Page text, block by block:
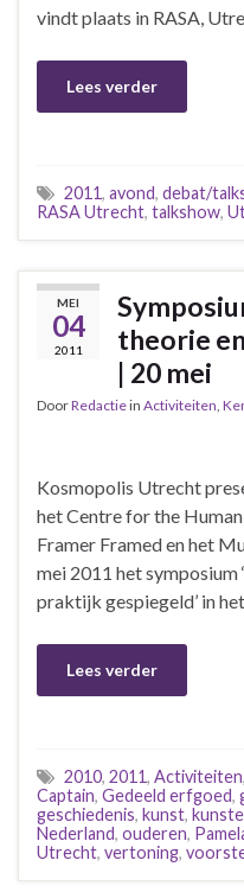
vindt plaats in RASA,
Lees verder
2011, avond, debat/
RASA Utrecht, talkshow,
MEI
04
2011
theorie
| 20 mei
DoorRedactiein Activiteiten,
Kosmopolis Utrecht
het Centre for the
Framer Framed en het
mei 2011 het symposium
praktijk gespiegeld’ in
Lees verder
2010, 2011, Activiteiten,
Captain, Gedeeld erfgoed,
geschiedenis, kunst,
Nederland, ouderen,
Utrecht, vertoning,